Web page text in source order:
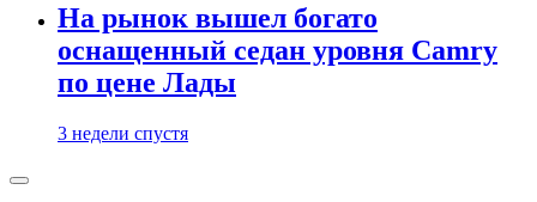
На рынок вышел богато
оснащенный седан уровня Camry
по цене Лады
3 недели спустя